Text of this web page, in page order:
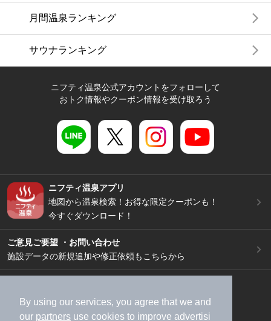
By using our services, you agree that we and
our partners use cookies to improve advertisi
月間温泉ランキング
サウナランキング
ニフティ温泉公式アカウントをフォローして
おトク情報やクーポン情報を受け取ろう
ニフティ温泉アプリ
地図から温泉検索！お得な限定クーポンも！
今すぐダウンロード！
ご意見ご要望 ・お問い合わせ
施設データの新規追加や修正依頼もこちらから
加盟店募集（資料請求）
広告出稿のご案内
利用規約
ライフスタイルMEMBERS+規約